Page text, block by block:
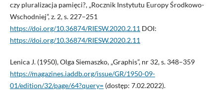
czy pluralizacja pamięci?, „Rocznik Instytutu Europy Środkowo-
Wschodniej”, z. 2, s. 227–251
https://doi.org/10.36874/RIESW.2020.2.11 DOI:
https://doi.org/10.36874/RIESW.2020.2.11
Lenica J. (1950), Olga Siemaszko, „Graphis”, nr 32, s. 348–359
https://magazines.iaddb.org/issue/GR/1950-09-
01/edition/32/page/64?query= (dostęp: 7.02.2022).